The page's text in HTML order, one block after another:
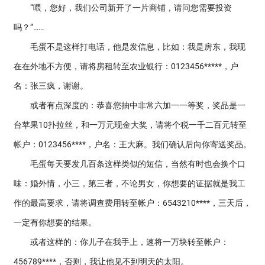
“喂，您好，我们公司新开了一片商铺，请问您需要投资
吗？”……
毛蛋不是这样打电话，他是发信息，比如：我是房东，我现
在在外地不方便，请将房租转至农业银行：0123456*****，户
名：张三疯，谢谢。
或者有点深度的：恭喜您抽中非常六加一一等奖，奖品是一
台苹果10扑拉丝，和一万元现金大奖，请将个税一千二百元转至
帐户：0123456****，户名：王大麻。我们确认后向你寄送奖品。
毛蛋每天要发几百条这样类似的短信，当然有时也会换个口
味：婚外情，小三，第三者，不论男女，你想要的证据就是我工
作的最高要求，请将调查费用转至帐户：6543210****，三天后，
一定有你想要的结果。
或者这样的：你儿子在我手上，速将一万块转至帐户：
456789****，否则，我让他见不到明天的太阳。